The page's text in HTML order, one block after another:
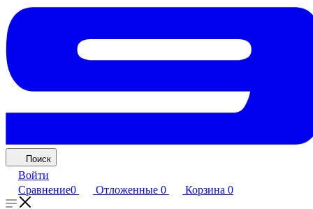
Поиск
Войти
Сравнение0 Отложенные 0 Корзина 0